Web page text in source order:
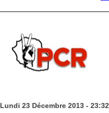
Lundi 23 Décembre 2013 - 23:32